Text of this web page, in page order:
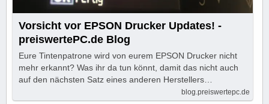
Vorsicht vor EPSON Drucker Updates! -
preiswertePC.de Blog
Eure Tintenpatrone wird von eurem EPSON Drucker nicht
mehr erkannt? Was ihr da tun könnt, damit das nicht auch
auf den nächsten Satz eines anderen Herstellers…
blog.preiswertepc.de